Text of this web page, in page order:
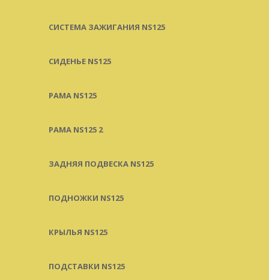
СИСТЕМА ЗАЖИГАНИЯ NS125
СИДЕНЬЕ NS125
РАМА NS125
РАМА NS125 2
ЗАДНЯЯ ПОДВЕСКА NS125
ПОДНОЖКИ NS125
КРЫЛЬЯ NS125
ПОДСТАВКИ NS125